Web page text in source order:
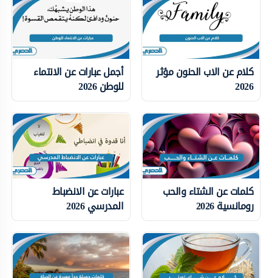
كلام عن الاب الحنون مؤثر
2026
أجمل عبارات عن الانتماء
للوطن 2026
كلمات عن الشتاء والحب
رومانسية 2026
عبارات عن الانضباط
المدرسي 2026